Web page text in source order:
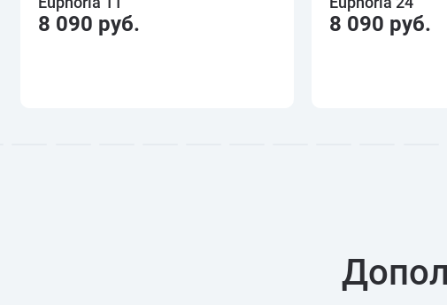
8 090 руб. 8 090 руб.